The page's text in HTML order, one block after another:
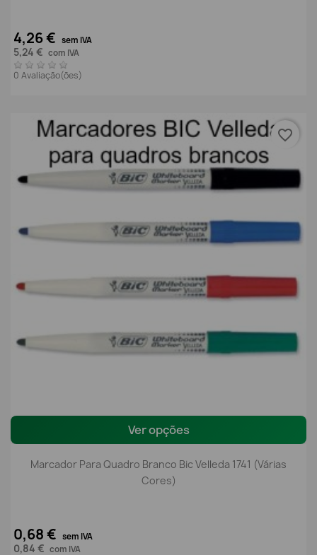
4,26 € sem IVA
5,24 € com IVA
0 Avaliação(ões)
Ver opções
Marcador Para Quadro Branco Bic Velleda 1741 (Várias
Cores)
0,68 € sem IVA
0,84 € com IVA
favorite_border